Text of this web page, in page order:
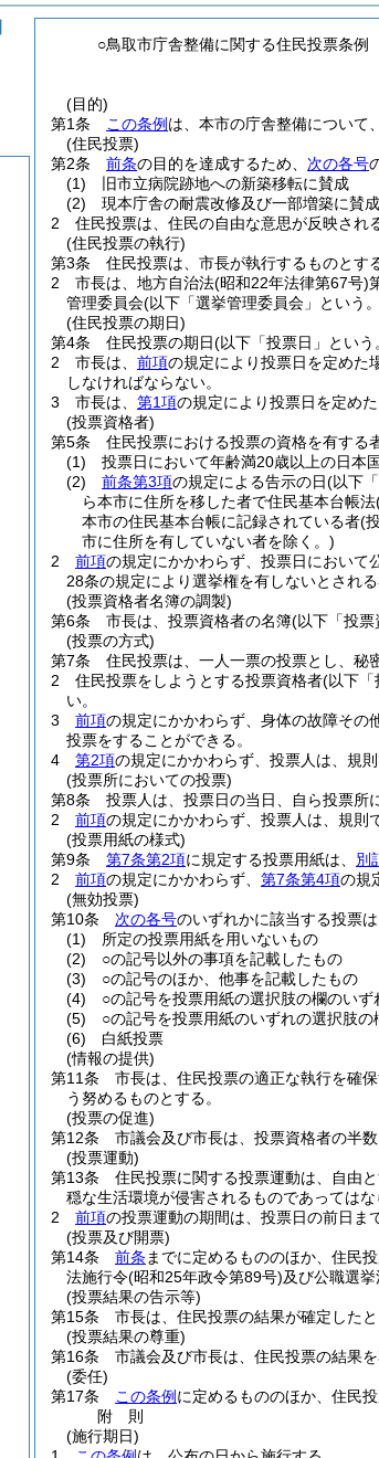
○鳥取市庁舎整備に関する住民投票条例
(目的)
第1条
この条例 は、本市の庁舎整備について
(住民投票)
第2条
前条の目的を達成するため、 次の各号
(1)
旧市立病院跡地への新築移転に賛成
(2)
現本庁舎の耐震改修及び一部増築に賛成
2
住民投票は、住民の自由な意思が反映され
(住民投票の執行)
第3条
住民投票は、市長が執行するものとする
2
市長は、地方自治法(昭和22年法律第67号)
管理委員会(以下「選挙管理委員会」という
(住民投票の期日)
第4条
住民投票の期日(以下「投票日」という
2
市長は、 前項の規定により投票日を定めた
しなければならない。
3
市長は、 第1項の規定により投票日を定め
(投票資格者)
第5条
住民投票における投票の資格を有する
(1)
投票日において年齢満20歳以上の日本
(2)
前条第3項の規定による告示の日(以下
ら本市に住所を移した者で住民基本台帳法
本市の住民基本台帳に記録されている者(
市に住所を有していない者を除く。)
2
前項の規定にかかわらず、投票日において
28条の規定により選挙権を有しないとされ
(投票資格者名簿の調製)
第6条
市長は、投票資格者の名簿(以下「投票
(投票の方式)
第7条
住民投票は、一人一票の投票とし、秘
2
住民投票をしようとする投票資格者(以下「
い。
3
前項の規定にかかわらず、身体の故障その
投票をすることができる。
4
第2項の規定にかかわらず、投票人は、規
(投票所においての投票)
第8条
投票人は、投票日の当日、自ら投票所
2
前項の規定にかかわらず、投票人は、規則
(投票用紙の様式)
第9条
第7条第2項に規定する投票用紙は、 別
2
前項の規定にかかわらず、 第7条第4項の規
(無効投票)
第10条
次の各号のいずれかに該当する投票は
(1)
所定の投票用紙を用いないもの
(2)
○の記号以外の事項を記載したもの
(3)
○の記号のほか、他事を記載したもの
(4)
○の記号を投票用紙の選択肢の欄のい
(5)
○の記号を投票用紙のいずれの選択肢
(6)
白紙投票
(情報の提供)
第11条
市長は、住民投票の適正な執行を確
う努めるものとする。
(投票の促進)
第12条
市議会及び市長は、投票資格者の半
(投票運動)
第13条
住民投票に関する投票運動は、自由と
穏な生活環境が侵害されるものであってはな
2
前項の投票運動の期間は、投票日の前日ま
(投票及び開票)
第14条
前条 までに定めるもののほか、住民
法施行令(昭和25年政令第89号)及び公職選挙
(投票結果の告示等)
第15条
市長は、住民投票の結果が確定した
(投票結果の尊重)
第16条
市議会及び市長は、住民投票の結果
(委任)
第17条
この条例 に定めるもののほか、住民
附 則
(施行期日)